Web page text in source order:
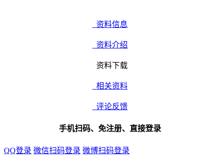
资料信息
资料介绍
资料下载
相关资料
评论反馈
手机扫码、免注册、直接登录
QQ登录 微信扫码登录 微博扫码登录